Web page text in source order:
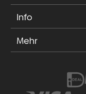
Info
Mehr